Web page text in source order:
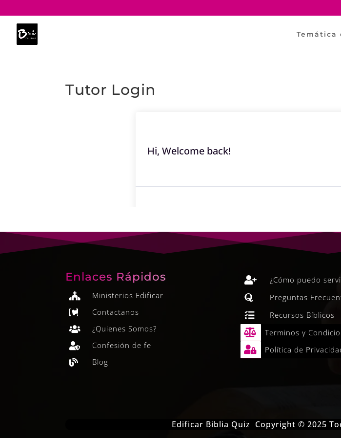
Temática
Tutor Login
Hi, Welcome back!
Enlaces Rápidos
 Ministerios Edificar
 Contactanos
 ¿Quienes Somos?
 Confesión de fe
 Blog
 ¿Cómo puedo
 Preguntas
 Recursos Bíblicos
 Terminos y
 Política de
Edificar Biblia Quiz Copyright © 2025